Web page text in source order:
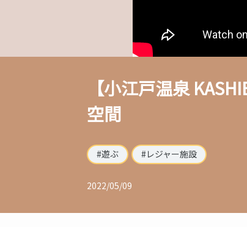
【小江戸温泉
空間
遊ぶ レジャー施設
2022/05/09